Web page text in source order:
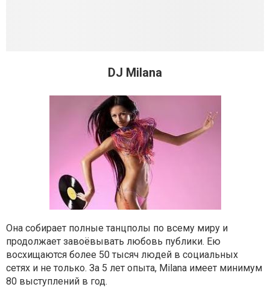
DJ Milana
Она собирает полные танцполы по всему миру и
продолжает завоёвывать любовь публики. Ею
восхищаются более 50 тысяч людей в социальных
сетях и не только. За 5 лет опыта, Milana имеет минимум
80 выступлений в год.